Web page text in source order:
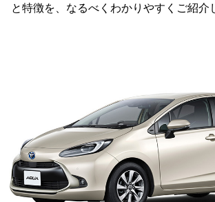
と特徴を、なるべくわかりやすくご紹介